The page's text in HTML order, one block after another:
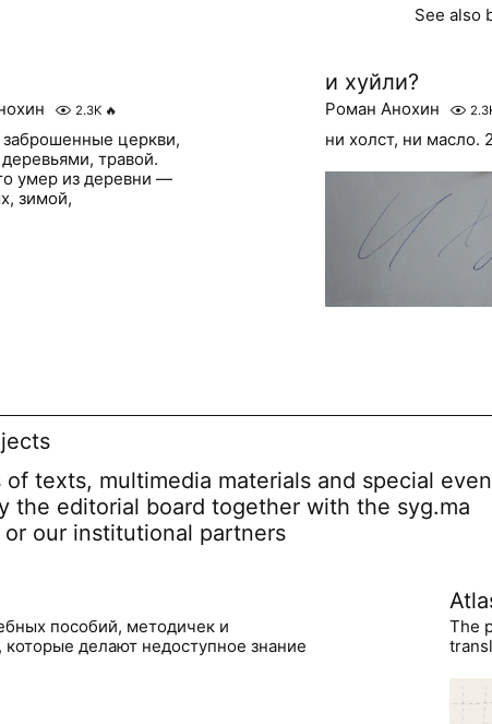
See also
2.3K 🔥
церкви,
травой.
умер из деревни —
зимой,
и хуйли?
Роман Анохин
ни холст, ни масло.
of texts, multimedia materials and special
the editorial board together with the syg.ma
our institutional partners
пособий, методичек и
которые делают недоступное знание
The